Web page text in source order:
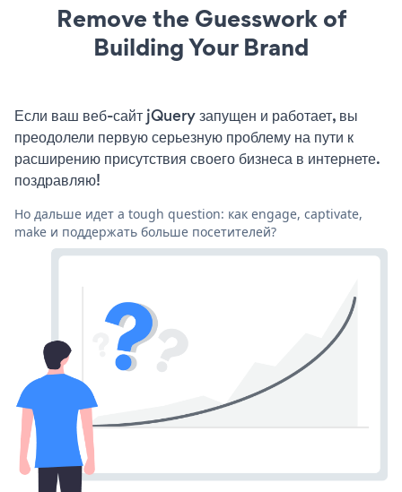
Remove the Guesswork of
Building Your Brand
Если ваш веб-сайт jQuery запущен и работает, вы
преодолели первую серьезную проблему на пути к
расширению присутствия своего бизнеса в интернете.
поздравляю!
Но дальше идет a tough question: как engage, captivate,
make и поддержать больше посетителей?